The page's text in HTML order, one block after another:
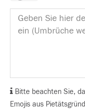
Bitte beachten Sie,
Emojis aus